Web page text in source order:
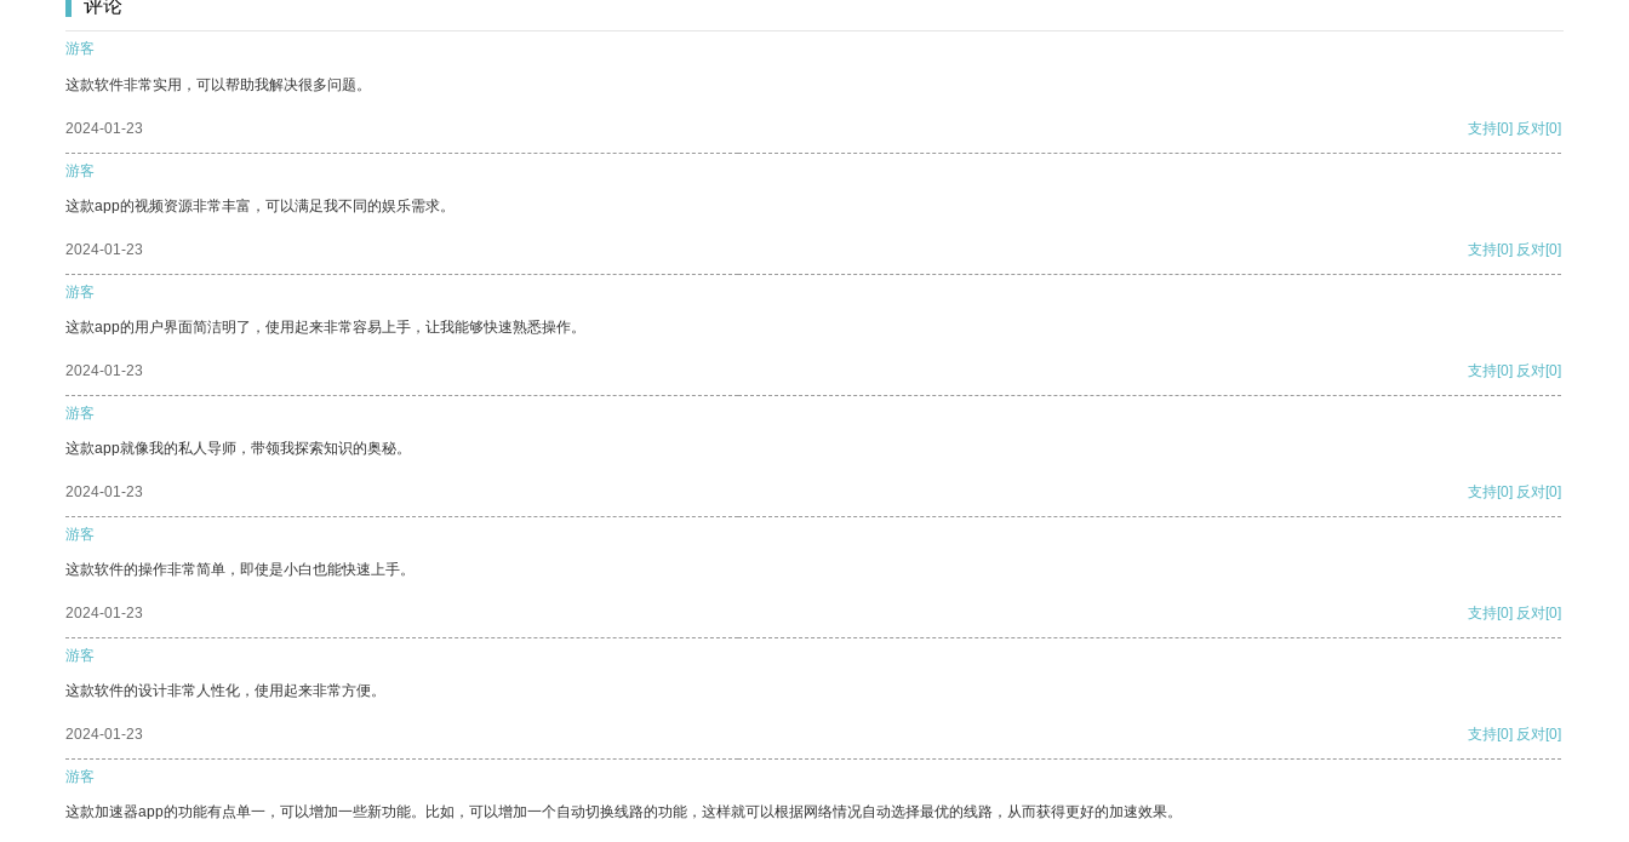
评论
游客
这款软件非常实用，可以帮助我解决很多问题。
2024-01-23 支持[0] 反对[0]
游客
这款app的视频资源非常丰富，可以满足我不同的娱乐需求。
2024-01-23 支持[0] 反对[0]
游客
这款app的用户界面简洁明了，使用起来非常容易上手，让我能够快速熟悉操作。
2024-01-23 支持[0] 反对[0]
游客
这款app就像我的私人导师，带领我探索知识的奥秘。
2024-01-23 支持[0] 反对[0]
游客
这款软件的操作非常简单，即使是小白也能快速上手。
2024-01-23 支持[0] 反对[0]
游客
这款软件的设计非常人性化，使用起来非常方便。
2024-01-23 支持[0] 反对[0]
游客
这款加速器app的功能有点单一，可以增加一些新功能。比如，可以增加一个自动切换线路的功能，这样就可以根据网络情况自动选择最优的线路，从而获得更好的加速效果。